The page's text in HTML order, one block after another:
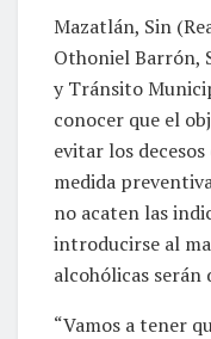
Mazatlán, Sin
Othoniel Barrón,
y Tránsito
conocer que el
evitar los
medida
no acaten las
introducirse al
alcohólicas serán
“Vamos a tener